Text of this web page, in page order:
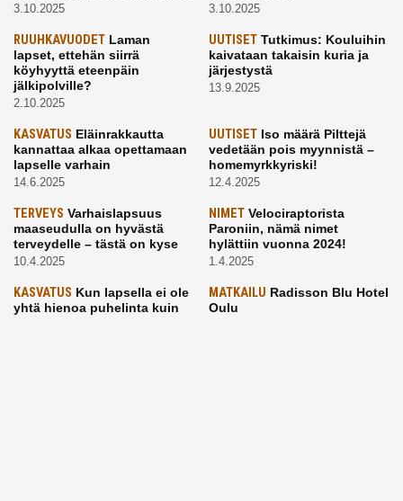
3.10.2025 3.10.2025
RUUHKAVUODET Laman
lapset, ettehän siirrä
köyhyyttä eteenpäin
jälkipolville?
2.10.2025
UUTISETTutkimus: Kouluihin
kaivataan takaisin kuria ja
järjestystä
13.9.2025
KASVATUS Eläinrakkautta
kannattaa alkaa opettamaan
lapselle varhain
14.6.2025
UUTISETIso määrä Pilttejä
vedetään pois myynnistä –
homemyrkkyriski!
12.4.2025
TERVEYS Varhaislapsuus
maaseudulla on hyvästä
terveydelle – tästä on kyse
10.4.2025
NIMETVelociraptorista
Paroniin, nämä nimet
hylättiin vuonna 2024!
1.4.2025
KASVATUS Kun lapsella ei ole
yhtä hienoa puhelinta kuin
MATKAILU Radisson Blu Hotel
Oulu